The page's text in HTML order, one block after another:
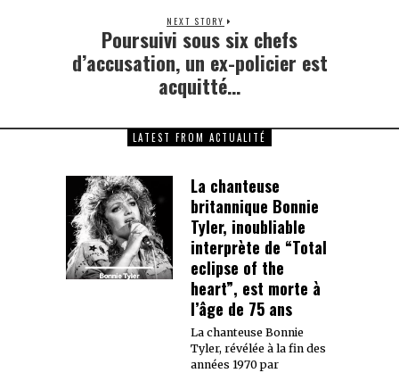
NEXT STORY
Next
Poursuivi sous six chefs
d’accusation, un ex-policier est
acquitté…
LATEST FROM ACTUALITÉ
La chanteuse
britannique Bonnie
Tyler, inoubliable
interprète de “Total
eclipse of the
heart”, est morte à
l’âge de 75 ans
La chanteuse Bonnie
Tyler, révélée à la fin des
années 1970 par